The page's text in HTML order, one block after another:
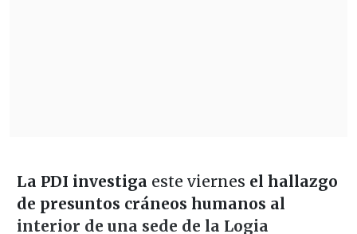
La PDI investiga este viernes el hallazgo
de presuntos cráneos humanos al
interior de una sede de la Logia